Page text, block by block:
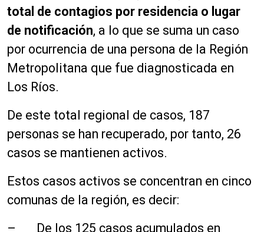
total de contagios por residencia o lugar
de notificación, a lo que se suma un caso
por ocurrencia de una persona de la Región
Metropolitana que fue diagnosticada en
Los Ríos.
De este total regional de casos, 187
personas se han recuperado, por tanto, 26
casos se mantienen activos.
Estos casos activos se concentran en cinco
comunas de la región, es decir:
– De los 125 casos acumulados en